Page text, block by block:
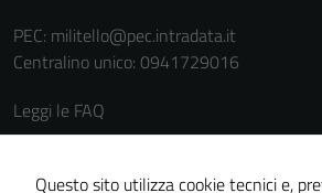
PEC: militello@pec.intradata.it
Centralino unico: 0941729016
Leggi le FAQ
Segnalazione disservizio
Questo sito utilizza cookie tecnici e,